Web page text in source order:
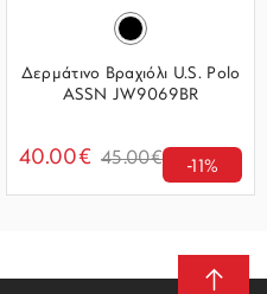
Δερμάτινο Βραχιόλι U.S. Polo
ASSN JW9069BR
40.00€ 45.00€ -11%